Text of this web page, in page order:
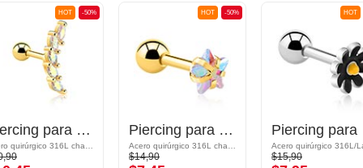
-50%
HOT
Piercing para el tragus con piedra de cristal en varios colores
-50%
HOT
Piercing para el tragus con estrella de cristal
$14,90
HOT
$15,90